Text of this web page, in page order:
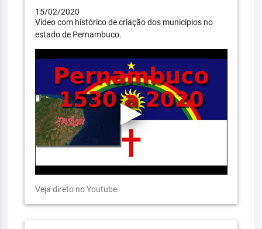
15/02/2020
Vídeo com histórico de criação dos municípios no
estado de Pernambuco.
Veja direto no Youtube